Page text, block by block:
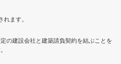
ます。
の建設会社と建築請負契約を結ぶことを